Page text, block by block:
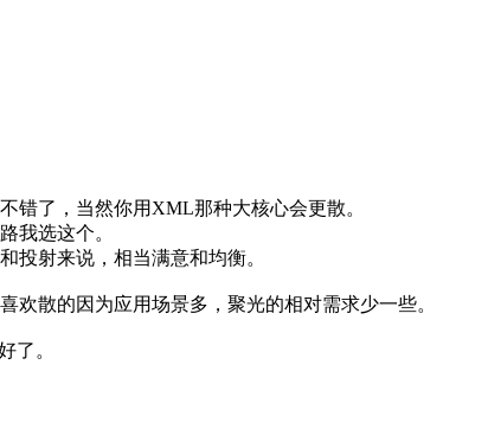
错了，当然你用XML那种大核心会更散。
我选这个。
投射来说，相当满意和均衡。
欢散的因为应用场景多，聚光的相对需求少一些。
了。